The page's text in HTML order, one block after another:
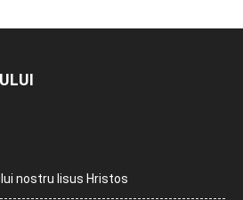
nostru Iisus Hristos